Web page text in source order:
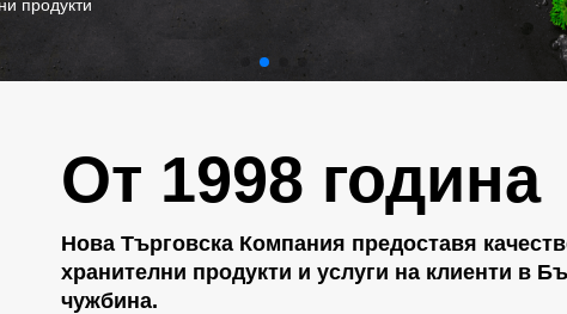
продукти
От 1998 година
Нова Търговска Компания предоставя
хранителни продукти и услуги на клиенти в
чужбина.